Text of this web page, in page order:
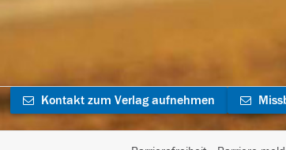
Kontakt zum Verlag aufnehmen